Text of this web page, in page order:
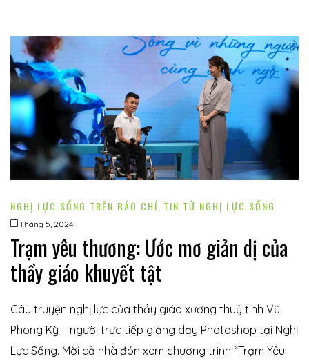
NGHỊ LỰC SỐNG TRÊN BÁO CHÍ TIN TỪ NGHỊ LỰC SỐNG
Tháng 5, 2024
Trạm yêu thương: Ước mơ giản dị của
thầy giáo khuyết tật
Câu truyện nghị lực của thầy giáo xương thuỷ tinh Vũ
Phong Kỳ – người trực tiếp giảng dạy Photoshop tại Nghị
Lực Sống. Mời cả nhà đón xem chương trình “Trạm Yêu